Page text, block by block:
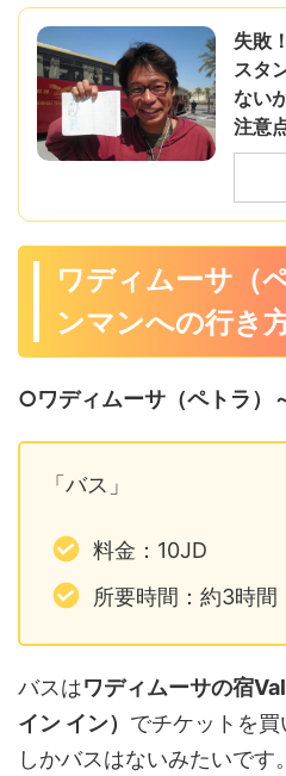
失敗
スタ
ない
注意
ワディムーサ（
ンマンへの行き
○ワディムーサ（ペトラ）
「バス」
料金：10JD
所要時間：約3時間
バスはワディムーサの宿
イン イン） でチケットを
しかバスはないみたいです